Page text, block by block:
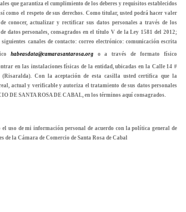
que garantiza el cumplimiento de los deberes y requisitos establecidos
como el respeto de sus derechos. Como titular, usted podrá hacer valer
de conocer, actualizar y rectificar sus datos personales a través de los
datos personales, consagrados en el título V de la Ley 1581 del 2012;
canales de contacto: correo electrónico: comunicación escrita
habeasdata@camarasantarosa.org o a través de formato físico
en las instalaciones físicas de la entidad, ubicadas en la Calle 14 #
(Risaralda). Con la aceptación de esta casilla usted certifica que la
actual y verificable y autoriza el tratamiento de sus datos personales
DE SANTA ROSA DE CABAL, en los términos aquí consagrados.
el uso de mi información personal de acuerdo con la política general de
de la Cámara de Comercio de Santa Rosa de Cabal